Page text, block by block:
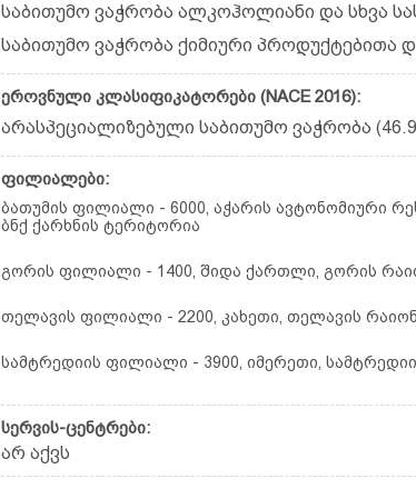
საბითუმო ვაჭრობა ალკოჰოლიანი და სხვა
საბითუმო ვაჭრობა ქიმიური პროდუქტებითა
ეროვნული კლასიფიკატორები (NACE 2016):
არასპეციალიზებული საბითუმო ვაჭრო­ბა
ფილიალები:
ბათუმის ფილიალი - 6000, აჭარის ავტონომიური
ბნქ ქარხნის ტერიტორია
გორის ფილიალი - 1400, შიდა ქართლი, გორის
თელავის ფილიალი - 2200, კახეთი, თელავის
სამტრედიის ფილიალი - 3900, იმერეთი,
სერვის-ცენტრები:
არ აქვს